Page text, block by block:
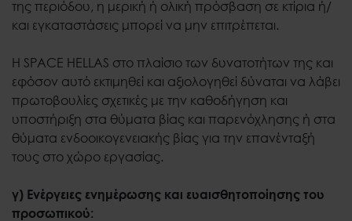
της περιόδου, η μερική ή ολική πρόσβαση σε κτίρια ή/
και εγκαταστάσεις μπορεί να μην επιτρέπεται.
Η SPACE HELLAS στο πλαίσιο των δυνατοτήτων της και
εφόσον αυτό εκτιμηθεί και αξιολογηθεί δύναται να λάβει
πρωτοβουλίες σχετικές με την καθοδήγηση και
υποστήριξη στα θύματα βίας και παρενόχλησης ή στα
θύματα ενδοοικογενειακής βίας για την επανένταξή
τους στο χώρο εργασίας.
γ) Ενέργειες ενημέρωσης και ευαισθητοποίησης του
προσωπικού: